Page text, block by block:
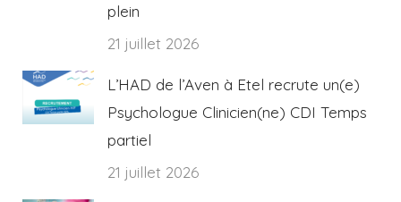
plein
21 juillet 2026
L’HAD de l’Aven à Etel recrute un(e)
Psychologue Clinicien(ne) CDI Temps
partiel
21 juillet 2026